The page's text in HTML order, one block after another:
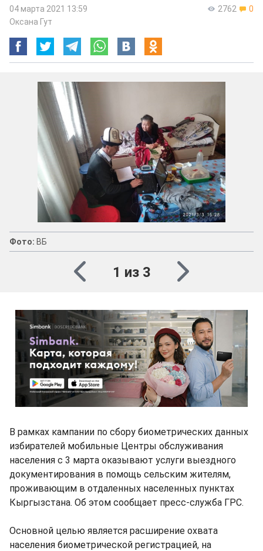
2762 0
04 марта 2021 13:59
Оксана Гут
Фото: ВБ
1 из 3
В рамках кампании по сбору биометрических данных
избирателей мобильные Центры обслуживания
населения с 3 марта оказывают услуги выездного
документирования в помощь сельским жителям,
проживающим в отдаленных населенных пунктах
Кыргызстана. Об этом сообщает пресс-служба ГРС.
Основной целью является расширение охвата
населения биометрической регистрацией, на